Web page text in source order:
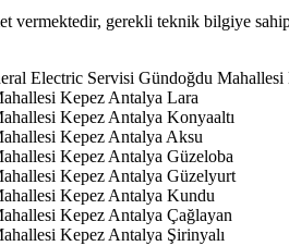
vermektedir, gerekli teknik bilgiye
Electric Servisi Gündoğdu
Kepez Antalya Lara
Kepez Antalya Konyaaltı
Kepez Antalya Aksu
Kepez Antalya Güzeloba
Kepez Antalya Güzelyurt
Kepez Antalya Kundu
Kepez Antalya Çağlayan
Kepez Antalya Şirinyalı